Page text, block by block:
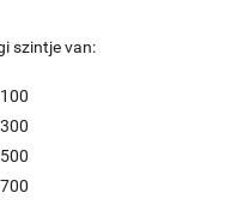
szintje van:
100
300
500
700